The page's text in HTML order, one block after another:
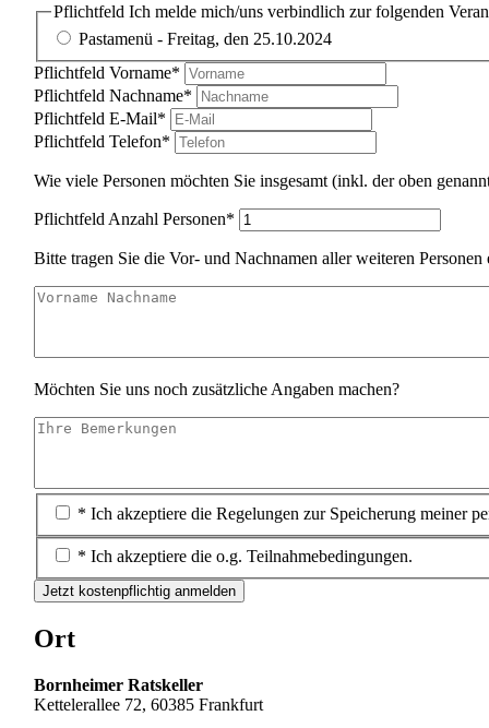
Pflichtfeld Ich melde mich/uns verbindlich zur folgenden
Pastamenü - Freitag, den 25.10.2024
Pflichtfeld Vorname*
Pflichtfeld Nachname*
Pflichtfeld E-Mail*
Pflichtfeld Telefon*
Wie viele Personen möchten Sie insgesamt (inkl. der oben
Pflichtfeld Anzahl Personen*
Bitte tragen Sie die Vor- und Nachnamen aller weiteren
Möchten Sie uns noch zusätzliche Angaben machen?
* Ich akzeptiere die Regelungen zur Speicherung meiner
* Ich akzeptiere die o.g. Teilnahmebedingungen.
Jetzt kostenpflichtig anmelden
Ort
Bornheimer Ratskeller
Kettelerallee 72, 60385 Frankfurt